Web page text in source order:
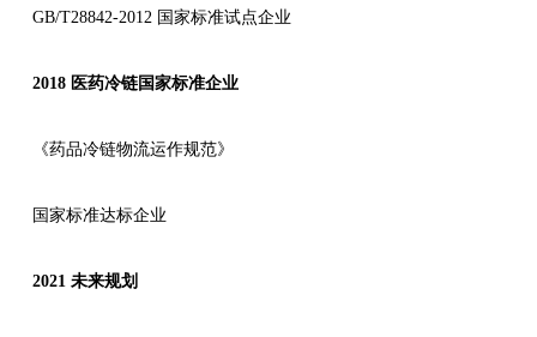
GB/T28842-2012 国家标准试点企业
2018 医药冷链国家标准企业
《药品冷链物流运作规范》
国家标准达标企业
2021 未来规划